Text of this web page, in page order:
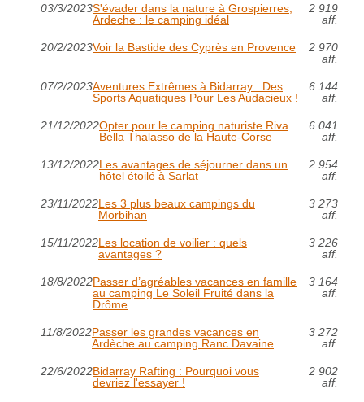
03/3/2023S'évader dans la nature à Grospierres,
Ardeche : le camping idéal
2 919
aff.
20/2/2023Voir la Bastide des Cyprès en Provence
2 970
aff.
07/2/2023Aventures Extrêmes à Bidarray : Des
Sports Aquatiques Pour Les Audacieux !
6 144
aff.
21/12/2022Opter pour le camping naturiste Riva
Bella Thalasso de la Haute-Corse
6 041
aff.
13/12/2022Les avantages de séjourner dans un
hôtel étoilé à Sarlat
2 954
aff.
23/11/2022Les 3 plus beaux campings du
Morbihan
3 273
aff.
15/11/2022Les location de voilier : quels
avantages ?
3 226
aff.
18/8/2022Passer d’agréables vacances en famille
au camping Le Soleil Fruité dans la
Drôme
3 164
aff.
11/8/2022Passer les grandes vacances en
Ardèche au camping Ranc Davaine
3 272
aff.
22/6/2022Bidarray Rafting : Pourquoi vous
devriez l'essayer !
2 902
aff.